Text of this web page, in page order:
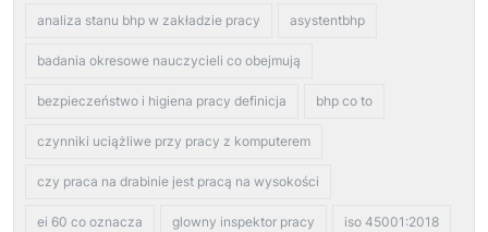
analiza stanu bhp w zakładzie pracy asystentbhp
badania okresowe nauczycieli co obejmują
bezpieczeństwo i higiena pracy definicja bhp co to
czynniki uciążliwe przy pracy z komputerem
czy praca na drabinie jest pracą na wysokości
ei 60 co oznacza glowny inspektor pracy iso 45001:2018